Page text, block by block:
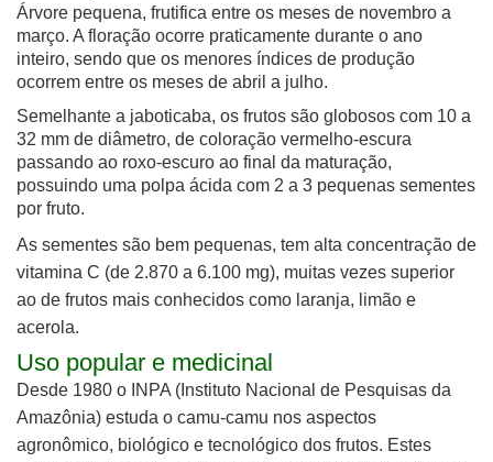
Árvore pequena, frutifica entre os meses de novembro a
março. A floração ocorre praticamente durante o ano
inteiro, sendo que os menores índices de produção
ocorrem entre os meses de abril a julho.
Semelhante a jaboticaba, os frutos são globosos com 10 a
32 mm de diâmetro, de coloração vermelho-escura
passando ao roxo-escuro ao final da maturação,
possuindo uma polpa ácida com 2 a 3 pequenas sementes
por fruto.
As sementes são bem pequenas, tem alta concentração de
vitamina C (de 2.870 a 6.100 mg), muitas vezes superior
ao de frutos mais conhecidos como laranja, limão e
acerola.
Uso popular e medicinal
Desde 1980 o INPA (Instituto Nacional de Pesquisas da
Amazônia) estuda o camu-camu nos aspectos
agronômico, biológico e tecnológico dos frutos. Estes